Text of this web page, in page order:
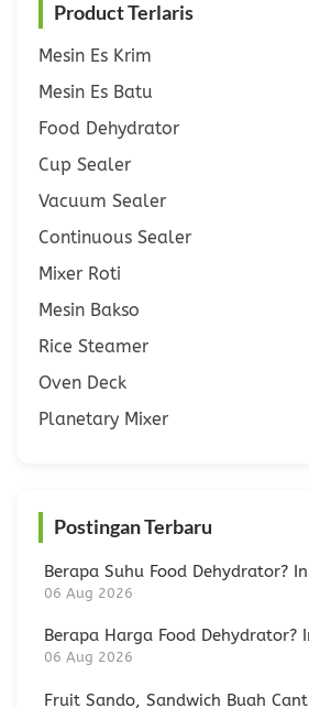
Product Terlaris
Mesin Es Krim
Mesin Es Batu
Food Dehydrator
Cup Sealer
Vacuum Sealer
Continuous Sealer
Mixer Roti
Mesin Bakso
Rice Steamer
Oven Deck
Planetary Mixer
Postingan Terbaru
Berapa Suhu Food Dehydrator?
06 Aug 2026
Berapa Harga Food Dehydrator?
06 Aug 2026
Fruit Sando, Sandwich Buah